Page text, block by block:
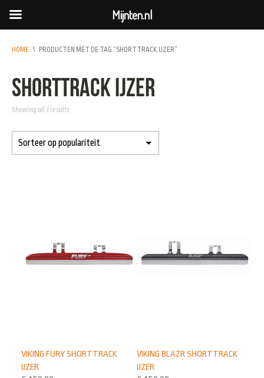
HOME \ PRODUCTEN MET DE TAG “SHORTTRACK IJZER”
shorttrack ijzer
Showing all 3 results
VIKING BLAZR SHORTTRACK
IJZER
VIKING FURY SHORTTRACK
IJZER
Mijnten.nl